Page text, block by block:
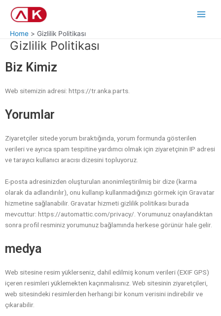
Main
Home Gizlilik Politikası
Gizlilik Politikası
Biz Kimiz
Web sitemizin adresi: https://tr.anka.parts.
Yorumlar
Ziyaretçiler sitede yorum bıraktığında, yorum formunda gösterilen
verileri ve ayrıca spam tespitine yardımcı olmak için ziyaretçinin IP adresi
ve tarayıcı kullanıcı aracısı dizesini topluyoruz.
E-posta adresinizden oluşturulan anonimleştirilmiş bir dize (karma
olarak da adlandırılır), onu kullanıp kullanmadığınızı görmek için Gravatar
hizmetine sağlanabilir. Gravatar hizmeti gizlilik politikası burada
mevcuttur: https://automattic.com/privacy/. Yorumunuz onaylandıktan
sonra profil resminiz yorumunuz bağlamında herkese görünür hale gelir.
medya
Web sitesine resim yüklerseniz, dahil edilmiş konum verileri (EXIF GPS)
içeren resimleri yüklemekten kaçınmalısınız. Web sitesinin ziyaretçileri,
web sitesindeki resimlerden herhangi bir konum verisini indirebilir ve
çıkarabilir.